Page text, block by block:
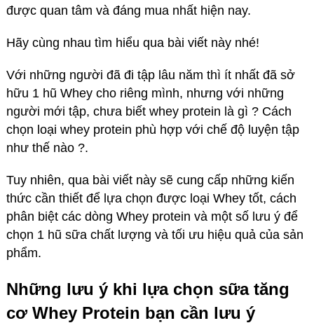
được quan tâm và đáng mua nhất hiện nay.
Hãy cùng nhau tìm hiểu qua bài viết này nhé!
Với những người đã đi tập lâu năm thì ít nhất đã sở
hữu 1 hũ Whey cho riêng mình, nhưng với những
người mới tập, chưa biết whey protein là gì ? Cách
chọn loại whey protein phù hợp với chế độ luyện tập
như thế nào ?.
Tuy nhiên, qua bài viết này sẽ cung cấp những kiến
thức cần thiết để lựa chọn được loại Whey tốt, cách
phân biệt các dòng Whey protein và một số lưu ý để
chọn 1 hũ sữa chất lượng và tối ưu hiệu quả của sản
phẩm.
Những lưu ý khi lựa chọn sữa tăng
cơ Whey Protein bạn cần lưu ý